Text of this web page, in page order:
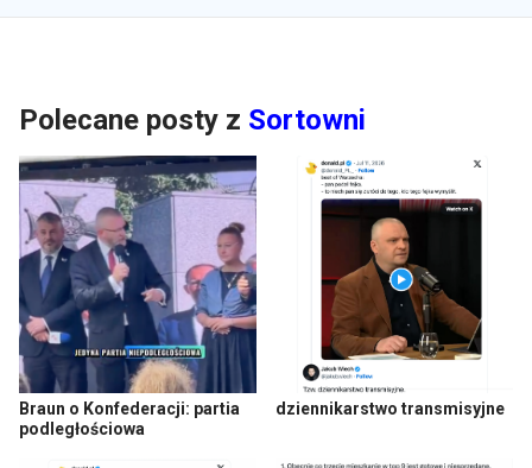
Polecane posty z Sortowni
Braun o Konfederacji: partia
podległościowa
dziennikarstwo transmisyjne